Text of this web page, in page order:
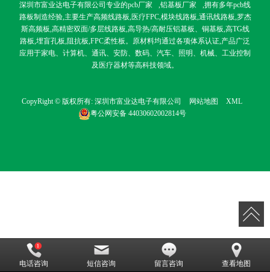
深圳市富业达电子有限公司专业的pcb厂家 ,铝基板厂家
,拥有多年pcb线
路板制造经验,主要生产高频线路板,医疗FPC,模块线路板,通讯线路板,罗杰
斯高频板,高精密双面/多层线路板,高导热/高耐压铝基板、铜基板,高TG线
路板,埋盲孔板,阻抗板,FPC柔性板。原材料均通过各项体系认证,产品广泛
应用于家电、计算机、通讯、安防、数码、汽车、照明、机械、工业控制
及医疗器材等高科技领域。
CopyRight © 版权所有: 深圳市富业达电子有限公司 网站地图
XML
粤公网安备44030602002814号
电话咨询 短信咨询 留言咨询 查看地图